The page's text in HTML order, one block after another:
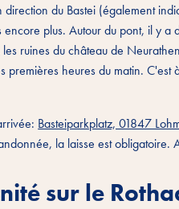
du Bastei (également
plus. Autour du pont, il y
ruines du château de
heures du matin. C'est
Basteiparkplatz, 01847
la laisse est obligatoire.
sur le